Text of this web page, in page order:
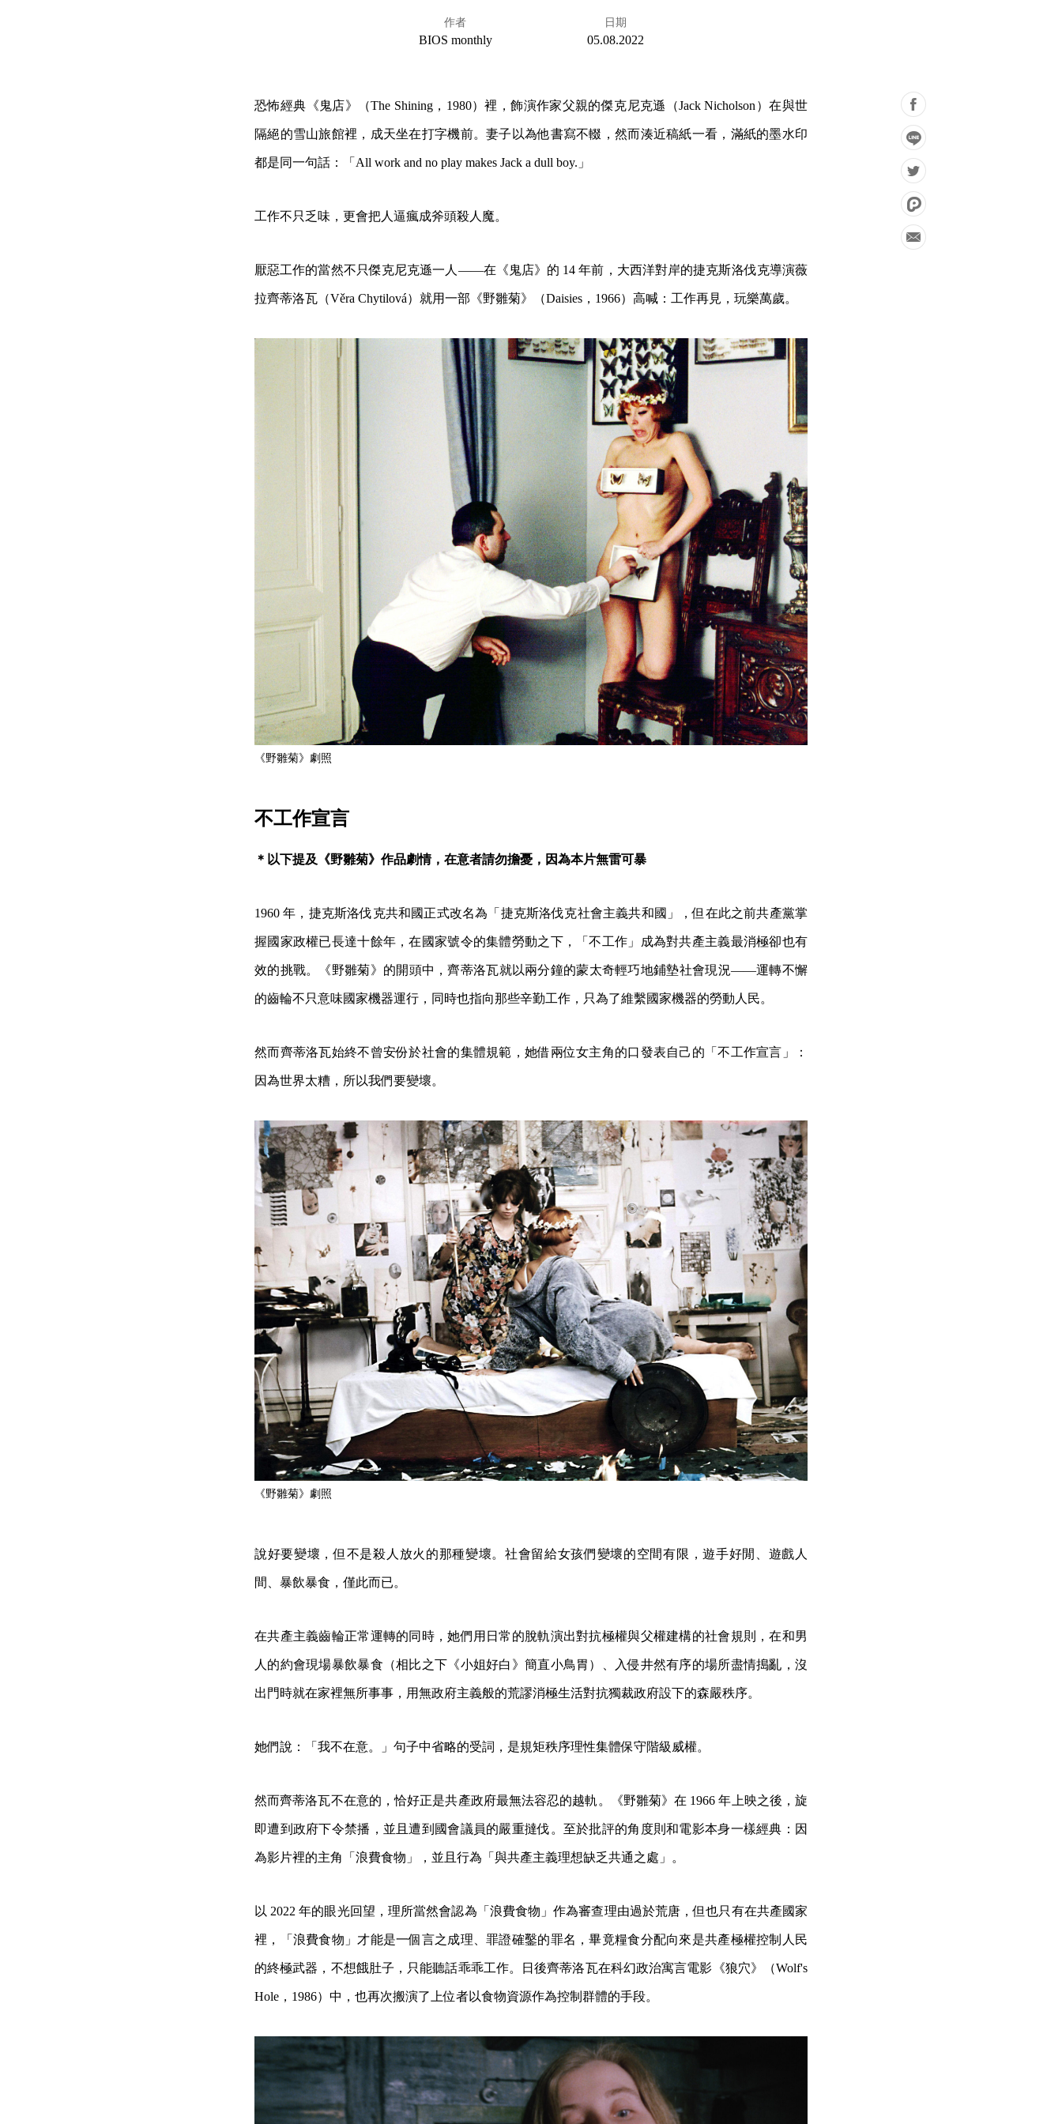
作者
BIOS monthly
日期
05.08.2022
恐怖經典《鬼店》（The Shining，1980）裡，飾演作家父親的傑克尼克遜（Jack Nicholson）在與世
隔絕的雪山旅館裡，成天坐在打字機前。妻子以為他書寫不輟，然而湊近稿紙一看，滿紙的墨水印
都是同一句話：「All work and no play makes Jack a dull boy.」
工作不只乏味，更會把人逼瘋成斧頭殺人魔。
厭惡工作的當然不只傑克尼克遜一人——在《鬼店》的 14 年前，大西洋對岸的捷克斯洛伐克導演薇
拉齊蒂洛瓦（Věra Chytilová）就用一部《野雛菊》（Daisies，1966）高喊：工作再見，玩樂萬歲。
《野雛菊》劇照
不工作宣言
＊以下提及《野雛菊》作品劇情，在意者請勿擔憂，因為本片無雷可暴
1960 年，捷克斯洛伐克共和國正式改名為「捷克斯洛伐克社會主義共和國」，但在此之前共產黨掌
握國家政權已長達十餘年，在國家號令的集體勞動之下，「不工作」成為對共產主義最消極卻也有
效的挑戰。《野雛菊》的開頭中，齊蒂洛瓦就以兩分鐘的蒙太奇輕巧地鋪墊社會現況——運轉不懈
的齒輪不只意味國家機器運行，同時也指向那些辛勤工作，只為了維繫國家機器的勞動人民。
然而齊蒂洛瓦始終不曾安份於社會的集體規範，她借兩位女主角的口發表自己的「不工作宣言」：
因為世界太糟，所以我們要變壞。
《野雛菊》劇照
說好要變壞，但不是殺人放火的那種變壞。社會留給女孩們變壞的空間有限，遊手好閒、遊戲人
間、暴飲暴食，僅此而已。
在共產主義齒輪正常運轉的同時，她們用日常的脫軌演出對抗極權與父權建構的社會規則，在和男
人的約會現場暴飲暴食（相比之下《小姐好白》簡直小鳥胃）、入侵井然有序的場所盡情搗亂，沒
出門時就在家裡無所事事，用無政府主義般的荒謬消極生活對抗獨裁政府設下的森嚴秩序。
她們說：「我不在意。」句子中省略的受詞，是規矩秩序理性集體保守階級威權。
然而齊蒂洛瓦不在意的，恰好正是共產政府最無法容忍的越軌。《野雛菊》在 1966 年上映之後，旋
即遭到政府下令禁播，並且遭到國會議員的嚴重撻伐。至於批評的角度則和電影本身一樣經典：因
為影片裡的主角「浪費食物」，並且行為「與共產主義理想缺乏共通之處」。
以 2022 年的眼光回望，理所當然會認為「浪費食物」作為審查理由過於荒唐，但也只有在共產國家
裡，「浪費食物」才能是一個言之成理、罪證確鑿的罪名，畢竟糧食分配向來是共產極權控制人民
的終極武器，不想餓肚子，只能聽話乖乖工作。日後齊蒂洛瓦在科幻政治寓言電影《狼穴》（Wolf's
Hole，1986）中，也再次搬演了上位者以食物資源作為控制群體的手段。